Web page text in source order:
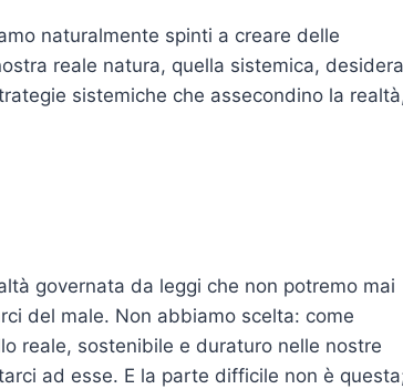
naturalmente spinti a creare delle
reale natura, quella sistemica, desidera
sistemiche che assecondino la
governata da leggi che non potremo mai
del male. Non abbiamo scelta: come
reale, sostenibile e duraturo nelle nostre
ad esse. E la parte difficile non è